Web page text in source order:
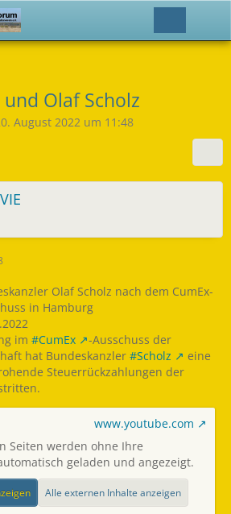
Olaf Scholz
August 2022 um 11:48
Olaf Scholz nach dem CumEx-
in Hamburg
im #CumEx
-Ausschuss der
hat Bundeskanzler #Scholz
eine
Steuerrückzahlungen der
www.youtube.com
Seiten werden ohne Ihre
geladen und angezeigt.
Alle externen Inhalte anzeigen